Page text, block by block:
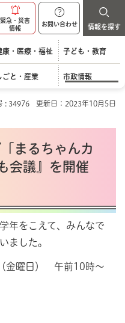
緊急・災害
情報
お問い合わせ 情報を探す
康・医療・福祉 子ども・教育
ごと・産業 市政情報
: 34976 更新日：2023年10月5日
まるちゃんカ
会議』を開催
年をこえて、みんなで
ました。
金曜日） 午前10時～